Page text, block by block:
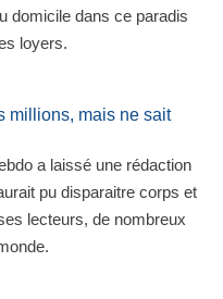
domicile dans ce paradis
loyers.
millions, mais ne sait
a laissé une rédaction
pu disparaitre corps et
lecteurs, de nombreux